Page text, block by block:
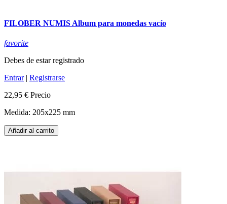
FILOBER NUMIS Album para monedas vacío
favorite
Debes de estar registrado
Entrar| Registrarse
22,95 € Precio
Medida: 205x225 mm
Añadir al carrito